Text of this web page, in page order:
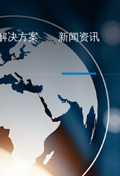
决方案 新闻资讯